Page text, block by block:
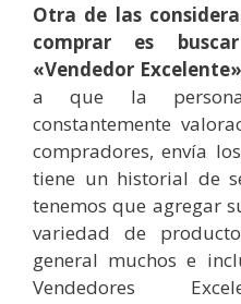
Otra de las
comprar es
«Vendedor Excelente»
a que la
constantemente
compradores, envía
tiene un historial de
tenemos que agregar
variedad de
general muchos e
Vendedores